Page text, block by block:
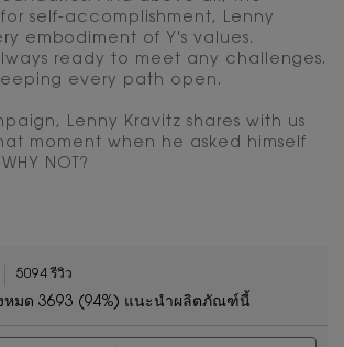
self-accomplishment, Lenny
embodiment of Y's values.
ready to meet any challenges.
every path open.
Lenny Kravitz shares with us
moment when he asked himself
NOT?
5094 รีวิว
ดำเนิน
นี้
หมด 3693 (94%) แนะนำผลิตภัณฑ์นี้